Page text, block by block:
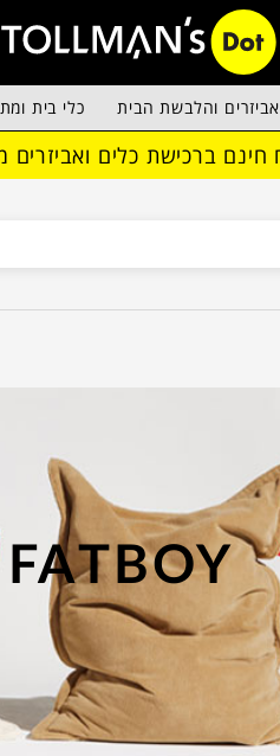
אביזרים והלבשת הבית כלי בית
חינם ברכישת כלים ואביזרים
FATBOY